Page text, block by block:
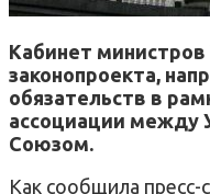
Кабинет
законопроекта,
обязательств в
ассоциации между
Союзом.
Как сообщила пресс-